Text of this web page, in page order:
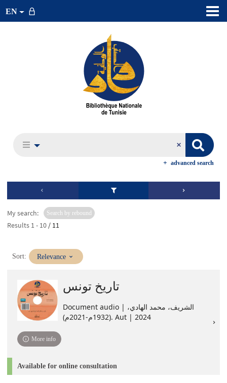
EN
advanced search
My search: Search by rebound
Results 1 - 10 / 11
Sort: (Immediate
update)
Relevance
تاريخ تونس
Document audio | الشريف، محمد الهادي،
(1932م-2021م). Aut | 2024
More info
Available for online consultation